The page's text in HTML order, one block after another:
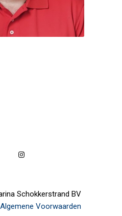
Schokkerstrand BV
Voorwaarden